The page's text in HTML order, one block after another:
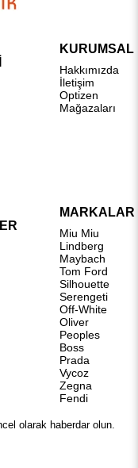
KURUMSAL
Hakkımızda
İletişim
Optizen
Mağazaları
MARKALAR
Miu Miu
Lindberg
Maybach
Tom Ford
Silhouette
Serengeti
Off-White
Oliver
Peoples
Boss
Prada
Vycoz
Zegna
Fendi
olarak haberdar olun.